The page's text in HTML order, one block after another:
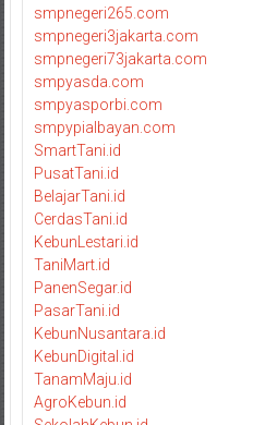
smpnegeri265.com
smpnegeri3jakarta.com
smpnegeri73jakarta.com
smpyasda.com
smpyasporbi.com
smpypialbayan.com
SmartTani.id
PusatTani.id
BelajarTani.id
CerdasTani.id
KebunLestari.id
TaniMart.id
PanenSegar.id
PasarTani.id
KebunNusantara.id
KebunDigital.id
TanamMaju.id
AgroKebun.id